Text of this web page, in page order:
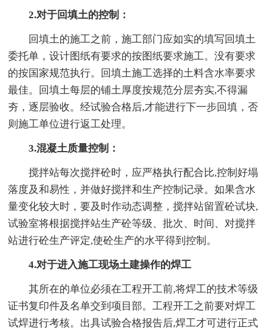
2.对于回填土的控制：
回填土的施工之前，施工部门应如实的填写回填土
委托单，设计图纸有要求的按图纸要求施工。没有要求
的按国家规范执行。回填土施工选择的土料含水率要求
最佳。回填土每层的铺土厚度按规范分层夯实,不得漏
夯，逐层验收。经试验合格后,才能进行下一步回填，否
则施工单位进行返工处理。
3.混凝土质量控制：
搅拌站每次搅拌砼时，应严格执行配合比,控制好塌
落度及和易性，并做好搅拌和生产控制记录。如果含水
量变化较大时，要及时作动态调整，搅拌站留置砼试块,
试验室将根据搅拌站生产砼等级、批次、时间、对搅拌
站进行砼生产评定,使砼生产的水平得到控制。
4.对于进入施工现场土建操作的焊工
其所在的单位必须在工程开工前,将焊工的技术等级
证书复印件及名单交到项目部。工程开工之前要对焊工
试焊进行考核。出具试验合格报告后,焊工才可进行正式